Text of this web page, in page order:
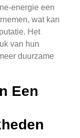
energie een
wat kan
Het
van hun
duurzame
Een